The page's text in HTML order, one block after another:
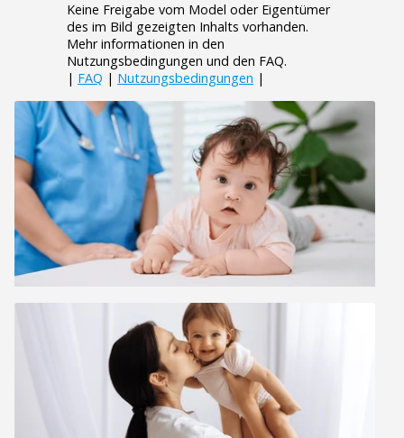
Keine Freigabe vom Model oder Eigentümer
des im Bild gezeigten Inhalts vorhanden.
Mehr informationen in den
Nutzungsbedingungen und den FAQ.
| FAQ | Nutzungsbedingungen |